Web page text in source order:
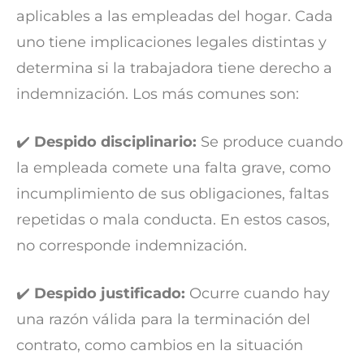
aplicables a las empleadas del hogar. Cada
uno tiene implicaciones legales distintas y
determina si la trabajadora tiene derecho a
indemnización. Los más comunes son:
✔️ Despido disciplinario: Se produce cuando
la empleada comete una falta grave, como
incumplimiento de sus obligaciones, faltas
repetidas o mala conducta. En estos casos,
no corresponde indemnización.
✔️ Despido justificado: Ocurre cuando hay
una razón válida para la terminación del
contrato, como cambios en la situación